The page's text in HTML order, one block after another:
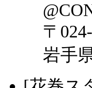
〒
岩手